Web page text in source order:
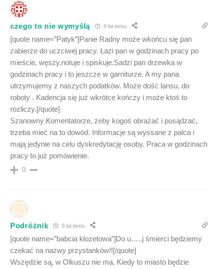
czego to nie wymyślą 9 lat temu
[quote name=”Patyk”]Panie Radny może wkońcu się pan
zabierze do uczciwej pracy. Łazi pan w godzinach pracy po
mieście, węszy,notuje i spiskuje.Sadzi pan drzewka w
godzinach pracy i to jeszcze w garniturze. A my pana
utrzymujemy z naszych podatków. Może dość lansu, do
roboty . Kadencja się już wkrótce kończy i może ktoś to
rozliczy.[/quote]
Szanowny Komentatorze, żeby kogoś obrażać i posądzać,
trzeba mieć na to dowód. Informacje są wyssane z palca i
mają jedynie na celu dyskredytację osoby. Praca w godzinach
pracy to już pomówienie.
0
Podróżnik 9 lat temu
[quote name=”babcia klozetowa”]Do u…..j śmierci będziemy
czekać na nazwy przystanków!![/quote]
Wszędzie są, w Olkuszu nie ma. Kiedy to miasto będzie